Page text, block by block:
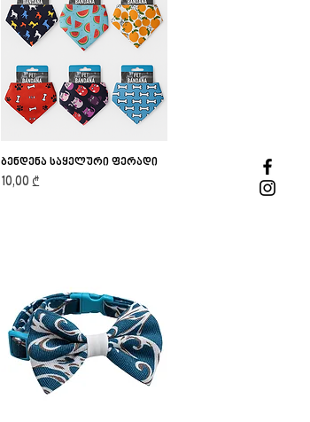
Quick View
ბენდენა საყელური ფერადი
Price
10,00 ₾